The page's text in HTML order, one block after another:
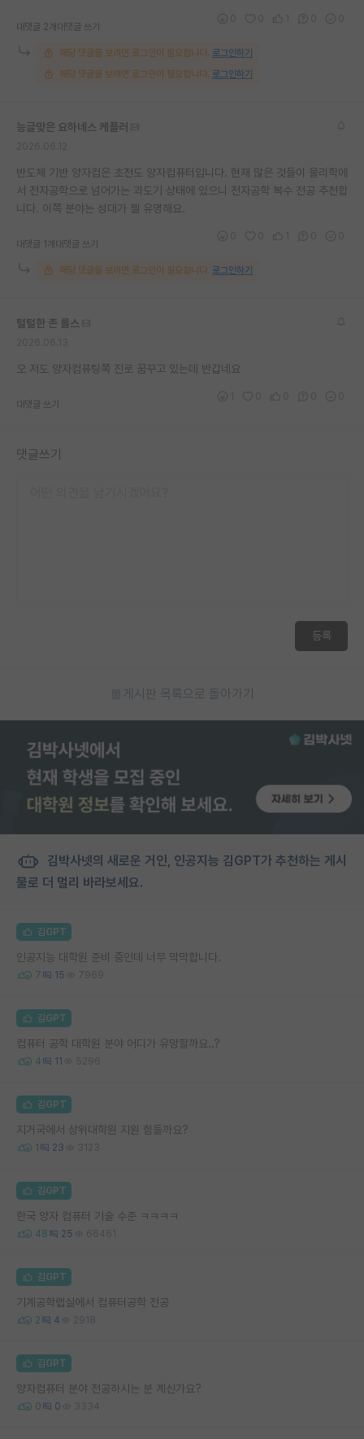
대댓글 2개 대댓글 쓰기
해당 댓글을 보려면 로그인이 필요합니다. 로그인하기
해당 댓글을 보려면 로그인이 필요합니다. 로그인하기
능글맞은 요하네스 케플러
반도체 기반 양자컴은 초전도 양자컴퓨터입니다. 현재 많은 것들이 물리학에
서 전자공학으로 넘어가는 과도기 상태에 있으니 전자공학 복수 전공 추천합
니다. 이쪽 분야는 성대가 젤 유명해요.
대댓글 1개 대댓글 쓰기
해당 댓글을 보려면 로그인이 필요합니다. 로그인하기
털털한 존 롤스
오 저도 양자컴퓨팅쪽 진로 꿈꾸고 있는데 반갑네요
대댓글 쓰기
댓글쓰기
등록
게시판 목록으로 돌아가기
김박사넷의 새로운 거인, 인공지능 김GPT가 추천하는 게시
물로 더 멀리 바라보세요.
김GPT
인공지능 대학원 준비 중인데 너무 막막합니다.
7 15 7969
김GPT
컴퓨터 공학 대학원 분야 어디가 유망할까요..?
4 11 5296
김GPT
지거국에서 상위대학원 지원 힘들까요?
1 23 3123
김GPT
한국 양자 컴퓨터 기술 수준 ㅋㅋㅋㅋ
48 25 66461
김GPT
기계공학랩실에서 컴퓨터공학 전공
2 4 2918
김GPT
양자컴퓨터 분야 전공하시는 분 계신가요?
0 0 3334